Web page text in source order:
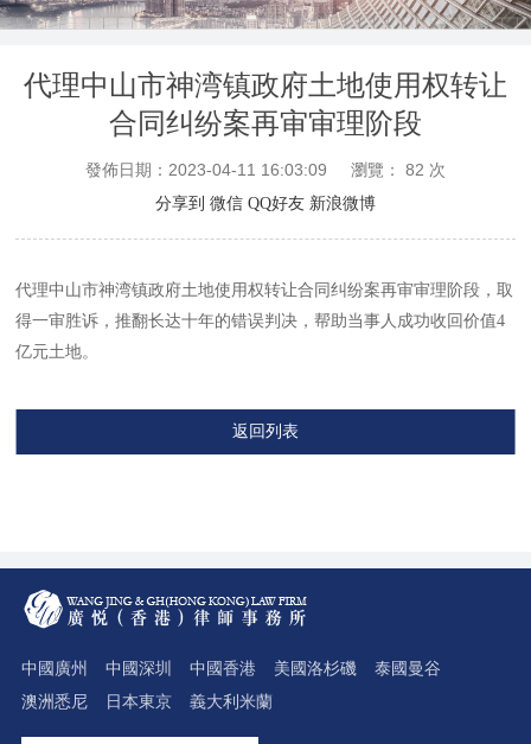
代理中山市神湾镇政府土地使用权转让
合同纠纷案再审审理阶段
發佈日期：2023-04-11 16:03:09 瀏覽： 82 次
分享到 微信 QQ好友 新浪微博
代理中山市神湾镇政府土地使用权转让合同纠纷案再审审理阶段，取
得一审胜诉，推翻长达十年的错误判决，帮助当事人成功收回价值4
亿元土地。
返回列表
中國廣州 中國深圳 中國香港 美國洛杉磯
泰國曼谷
澳洲悉尼
日本東京 義大利米蘭